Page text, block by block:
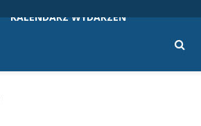
KALENDARZ WYDARZEŃ